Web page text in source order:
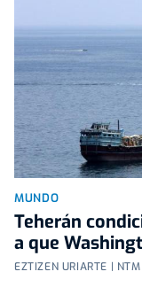
MUNDO
Teherán
a que
EZTIZEN URIARTE | NTM